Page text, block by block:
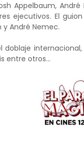
Appelbaum,
ejecutivos. El
y André Nemec.
doblaje
entre otros…